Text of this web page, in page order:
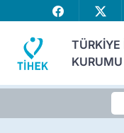
KURUMU